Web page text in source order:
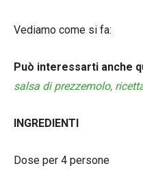
Vediamo come si fa:
Può interessarti anche
salsa di prezzemolo,
INGREDIENTI
Dose per 4 persone